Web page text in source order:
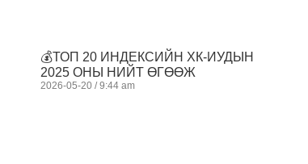
💰ТОП 20 ИНДЕКСИЙН ХК-ИУДЫН
2025 ОНЫ НИЙТ ӨГӨӨЖ
2026-05-20 9:44 am